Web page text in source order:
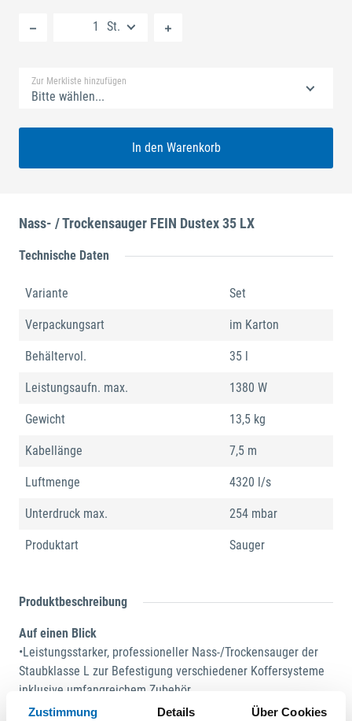
Zustimmung Details Über Cookies
St.
Zur Merkliste hinzufügen
Bitte wählen...
In den Warenkorb
Nass- / Trockensauger FEIN Dustex 35 LX
Technische Daten
Variante Set
Verpackungsart im Karton
Behältervol. 35 l
Leistungsaufn. max. 1380 W
Gewicht 13,5 kg
Kabellänge 7,5 m
Luftmenge 4320 l/s
Unterdruck max. 254 mbar
Produktart Sauger
Produktbeschreibung
Auf einen Blick
•Leistungsstarker, professioneller Nass-/Trockensauger der
Staubklasse L zur Befestigung verschiedener Koffersysteme
inklusive umfangreichem Zubehör.
FEIN Vorteile